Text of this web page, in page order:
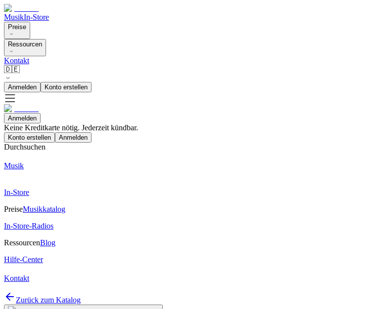
MusikIn-Store
Preise
Ressourcen
Kontakt
🇩🇪
Anmelden Konto erstellen
Anmelden
Keine Kreditkarte nötig. Jederzeit kündbar.
Konto erstellen Anmelden
Durchsuchen
Musik
In-Store
PreiseMusikkatalog
In-Store-Radios
RessourcenBlog
Hilfe-Center
Kontakt
Zurück zum Katalog